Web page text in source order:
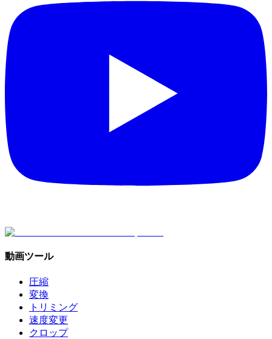
動画ツール
圧縮
変換
トリミング
速度変更
クロップ